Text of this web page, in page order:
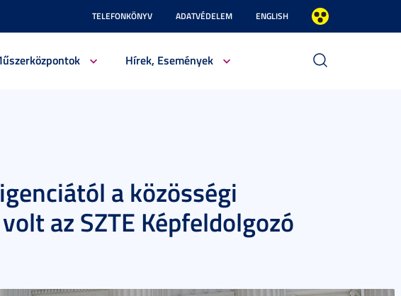
TELEFONKÖNYV ADATVÉDELEM ENGLISH
Hírek, Események
a közösségi
az SZTE Képfeldolgozó